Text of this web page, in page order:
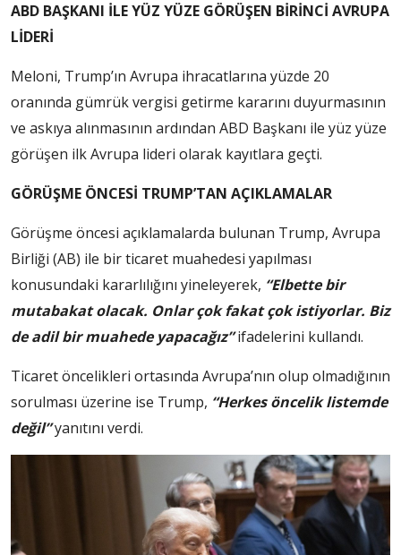
ABD BAŞKANI İLE YÜZ YÜZE GÖRÜŞEN BİRİNCİ AVRUPA
LİDERİ
Meloni, Trump’ın Avrupa ihracatlarına yüzde 20
oranında gümrük vergisi getirme kararını duyurmasının
ve askıya alınmasının ardından ABD Başkanı ile yüz yüze
görüşen ilk Avrupa lideri olarak kayıtlara geçti.
GÖRÜŞME ÖNCESİ TRUMP’TAN AÇIKLAMALAR
Görüşme öncesi açıklamalarda bulunan Trump, Avrupa
Birliği (AB) ile bir ticaret muahedesi yapılması
konusundaki kararlılığını yineleyerek, “Elbette bir
mutabakat olacak. Onlar çok fakat çok istiyorlar. Biz
de adil bir muahede yapacağız”ifadelerini kullandı.
Ticaret öncelikleri ortasında Avrupa’nın olup olmadığının
sorulması üzerine ise Trump, “Herkes öncelik listemde
değil”yanıtını verdi.